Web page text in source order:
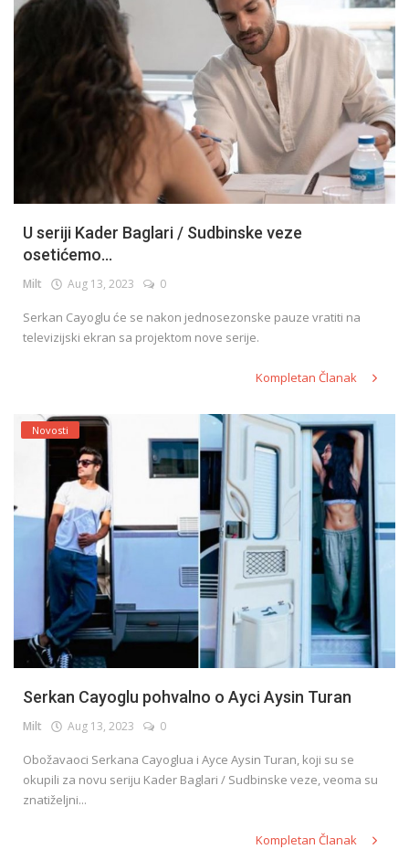
U seriji Kader Baglari / Sudbinske veze
osetićemo...
Milt Aug 13, 2023 0
Serkan Cayoglu će se nakon jednosezonske pauze vratiti na
televizijski ekran sa projektom nove serije.
Kompletan Članak
Novosti
Serkan Cayoglu pohvalno o Ayci Aysin Turan
Milt Aug 13, 2023 0
Obožavaoci Serkana Cayoglua i Ayce Aysin Turan, koji su se
okupili za novu seriju Kader Baglari / Sudbinske veze, veoma su
znatiželjni...
Kompletan Članak